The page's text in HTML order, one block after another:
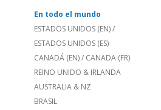
ESTADOS UNIDOS (EN)
ESTADOS UNIDOS (ES)
CANADÁ (EN)/CANADA (FR)
REINO UNIDO & IRLANDA
AUSTRALIA & NZ
BRASIL
ALEMANIA